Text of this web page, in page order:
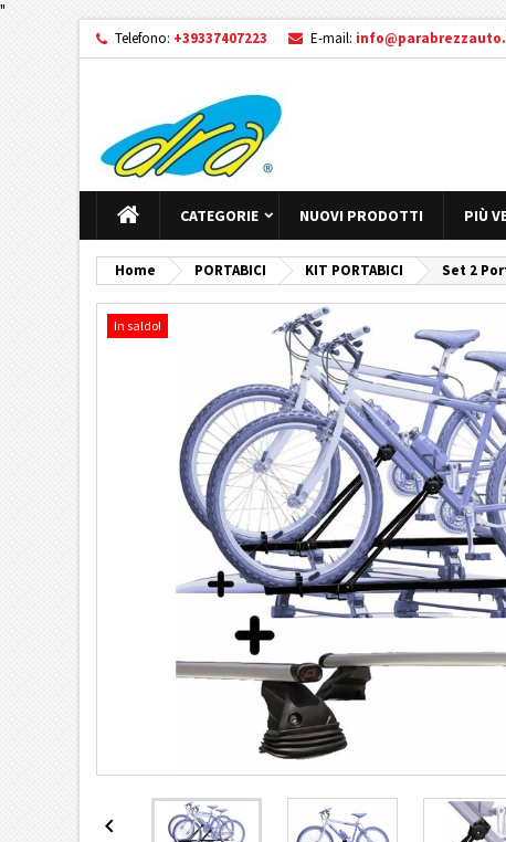
"
Telefono: +39337407223 E-mail:
CATEGORIE NUOVI PRODOTTI PIÙ
Home PORTABICI KIT PORTABICI Set 2
In saldo!
